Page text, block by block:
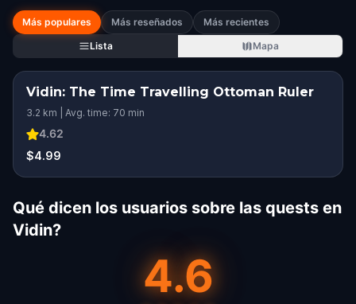
Más populares Más reseñados
Más recientes
Lista
Mapa
Vidin: The Time Travelling Ottoman Ruler
3.2 km | Avg. time: 70 min
4.62
$4.99
Qué dicen los usuarios sobre las quests en
Vidin?
4.6